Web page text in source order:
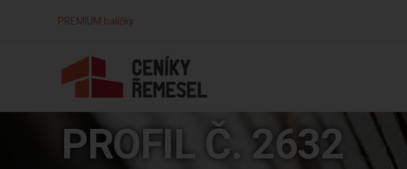
PREMIUM balíčky
PROFIL Č. 2632